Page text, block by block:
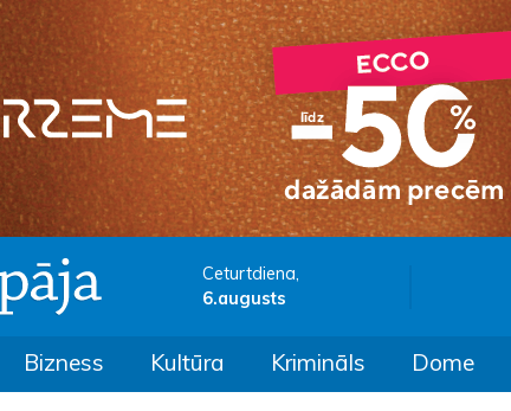
Ceturtdiena,
6.augusts
Bizness Kultūra Krimināls Dome